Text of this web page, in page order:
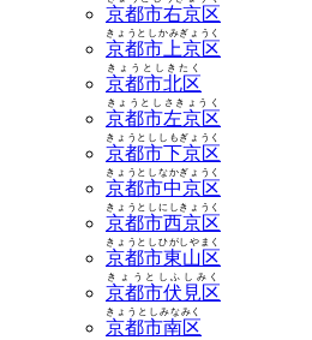
京都市右京区
京都市上京区
きょうとしかみぎょうく
京都市北区
きょうとしきたく
京都市左京区
きょうとしさきょうく
京都市下京区
きょうとししもぎょうく
京都市中京区
きょうとしなかぎょうく
京都市西京区
きょうとしにしきょうく
京都市東山区
きょうとしひがしやまく
京都市伏見区
きょうとしふしみく
京都市南区
きょうとしみなみく